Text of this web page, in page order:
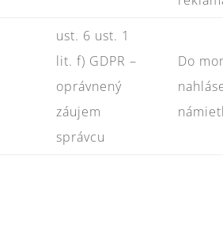
ust. 6 ust. 1
lit. f) GDPR –
oprávnený
záujem
správcu
Do